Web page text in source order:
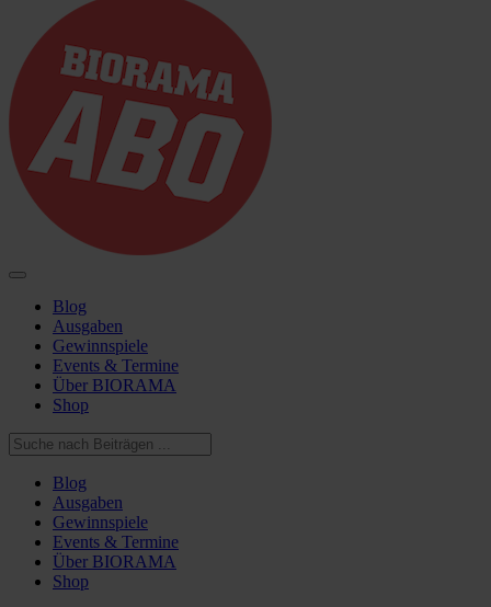
Blog
Ausgaben
Gewinnspiele
Events & Termine
Über BIORAMA
Shop
Blog
Ausgaben
Gewinnspiele
Events & Termine
Über BIORAMA
Shop